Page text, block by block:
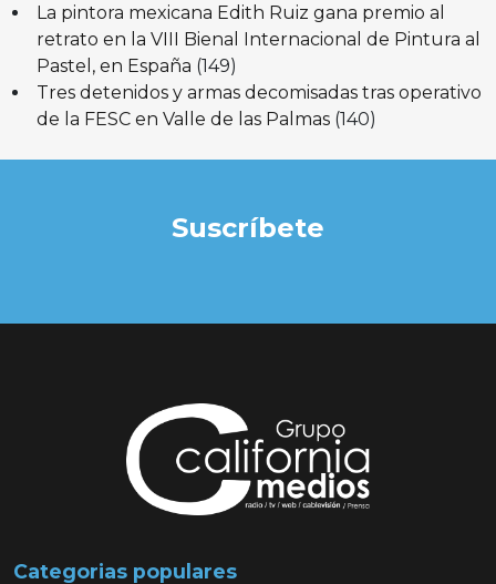
La pintora mexicana Edith Ruiz gana premio al
retrato en la VIII Bienal Internacional de Pintura al
Pastel, en España (149)
Tres detenidos y armas decomisadas tras operativo
de la FESC en Valle de las Palmas (140)
Suscríbete
Categorias populares